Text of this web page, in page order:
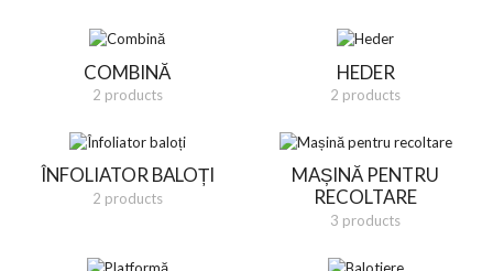
COMBINĂ
2 products
HEDER
2 products
ÎNFOLIATOR BALOȚI
2 products
MAȘINĂ PENTRU
RECOLTARE
3 products